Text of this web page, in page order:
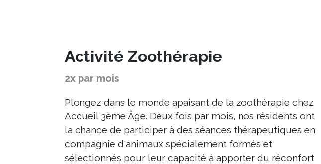
Activité Zoothérapie
2x par mois
Plongez dans le monde apaisant de la zoothérapie chez
Accueil 3ème Âge. Deux fois par mois, nos résidents ont
la chance de participer à des séances thérapeutiques en
compagnie d'animaux spécialement formés et
sélectionnés pour leur capacité à apporter du réconfort